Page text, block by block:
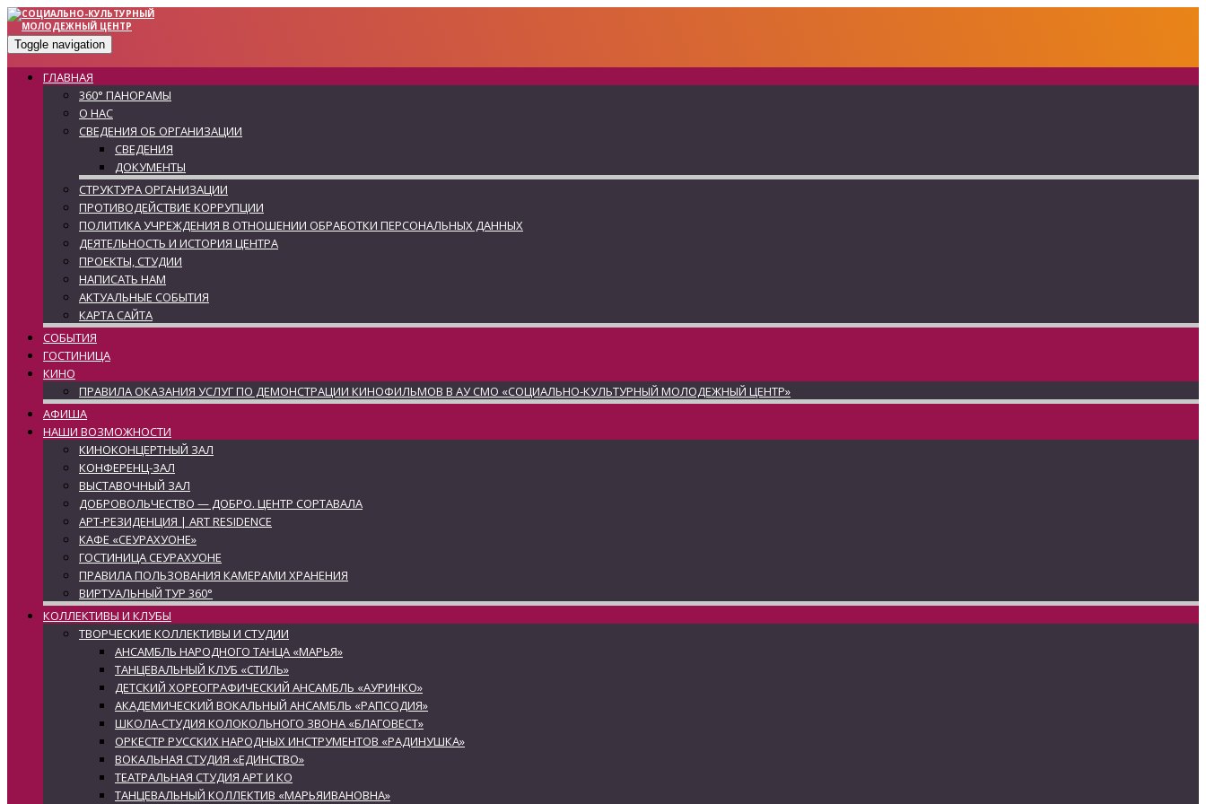
Toggle navigation
ГЛАВНАЯ
360° ПАНОРАМЫ
О НАС
СВЕДЕНИЯ ОБ ОРГАНИЗАЦИИ
СВЕДЕНИЯ
ДОКУМЕНТЫ
СТРУКТУРА ОРГАНИЗАЦИИ
ПРОТИВОДЕЙСТВИЕ КОРРУПЦИИ
ПОЛИТИКА УЧРЕЖДЕНИЯ В ОТНОШЕНИИ ОБРАБОТКИ ПЕРСОНАЛЬНЫХ ДАННЫХ
ДЕЯТЕЛЬНОСТЬ И ИСТОРИЯ ЦЕНТРА
ПРОЕКТЫ, СТУДИИ
НАПИСАТЬ НАМ
АКТУАЛЬНЫЕ СОБЫТИЯ
КАРТА САЙТА
СОБЫТИЯ
ГОСТИНИЦА
КИНО
ПРАВИЛА ОКАЗАНИЯ УСЛУГ ПО ДЕМОНСТРАЦИИ КИНОФИЛЬМОВ В АУ СМО «СОЦИАЛЬНО-КУЛЬТУРНЫЙ МОЛОДЕЖНЫЙ ЦЕНТР»
АФИША
НАШИ ВОЗМОЖНОСТИ
КИНОКОНЦЕРТНЫЙ ЗАЛ
КОНФЕРЕНЦ-ЗАЛ
ВЫСТАВОЧНЫЙ ЗАЛ
ДОБРОВОЛЬЧЕСТВО — ДОБРО. ЦЕНТР СОРТАВАЛА
АРТ-РЕЗИДЕНЦИЯ | ART RESIDENCE
КАФЕ «СЕУРАХУОНЕ»
ГОСТИНИЦА СЕУРАХУОНЕ
ПРАВИЛА ПОЛЬЗОВАНИЯ КАМЕРАМИ ХРАНЕНИЯ
ВИРТУАЛЬНЫЙ ТУР 360°
КОЛЛЕКТИВЫ И КЛУБЫ
ТВОРЧЕСКИЕ КОЛЛЕКТИВЫ И СТУДИИ
АНСАМБЛЬ НАРОДНОГО ТАНЦА «МАРЬЯ»
ТАНЦЕВАЛЬНЫЙ КЛУБ «СТИЛЬ»
ДЕТСКИЙ ХОРЕОГРАФИЧЕСКИЙ АНСАМБЛЬ «АУРИНКО»
АКАДЕМИЧЕСКИЙ ВОКАЛЬНЫЙ АНСАМБЛЬ «РАПСОДИЯ»
ШКОЛА-СТУДИЯ КОЛОКОЛЬНОГО ЗВОНА «БЛАГОВЕСТ»
ОРКЕСТР РУССКИХ НАРОДНЫХ ИНСТРУМЕНТОВ «РАДИНУШКА»
ВОКАЛЬНАЯ СТУДИЯ «ЕДИНСТВО»
ТЕАТРАЛЬНАЯ СТУДИЯ АРТ И КО
ТАНЦЕВАЛЬНЫЙ КОЛЛЕКТИВ «МАРЬЯИВАНОВНА»